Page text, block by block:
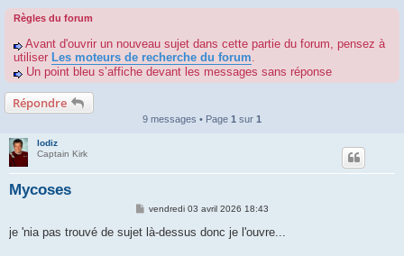
Règles du forum
Avant d'ouvrir un nouveau sujet dans cette partie du forum, pensez à
utiliser Les moteurs de recherche du forum.
Un point bleu s’affiche devant les messages sans réponse
Répondre
9 messages • Page 1 sur 1
lodiz
Captain Kirk
Mycoses
M
s
vendredi 03 avril 2026 18:43
je 'nia pas trouvé de sujet là-dessus donc je l'ouvre...